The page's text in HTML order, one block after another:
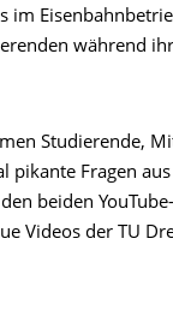
im
während
Studierende,
pikante Fragen
beiden
Videos der TU